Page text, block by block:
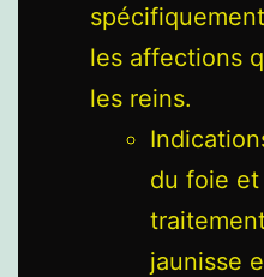
les affections
les reins.
du foie
jaunisse